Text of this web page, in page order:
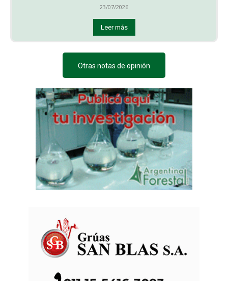
23/07/2026
Leer más
Otras notas de opinión